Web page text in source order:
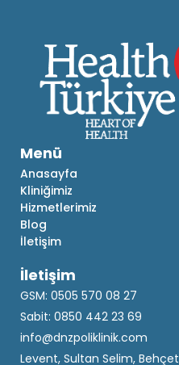
Menü
Anasayfa
Kliniğimiz
Hizmetlerimiz
Blog
İletişim
İletişim
GSM: 0505 570 08 27
Sabit: 0850 442 23 69
info@dnzpoliklinik.com
Levent, Sultan Selim,